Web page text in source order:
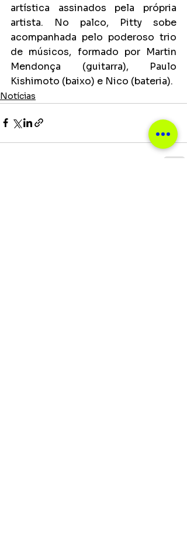
artística assinados pela própria
artista. No palco, Pitty sobe
acompanhada pelo poderoso trio
de músicos, formado por Martin
Mendonça (guitarra), Paulo
Kishimoto (baixo) e Nico (bateria).
Notícias